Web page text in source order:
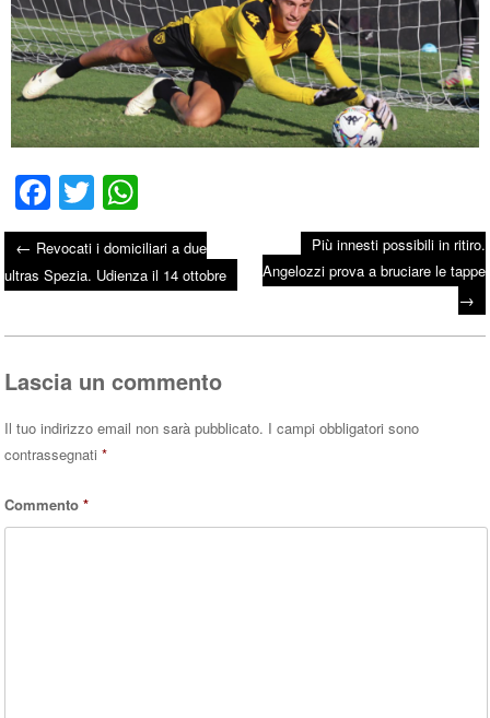
Fa
ce
bo
ok
T
wi
tte
r
ha
ts
A
pp
Post navigation
← Revocati i domiciliari a due
ultras Spezia. Udienza il 14 ottobre
Più innesti possibili in ritiro.
Angelozzi prova a bruciare le tappe
→
Lascia un commento
Il tuo indirizzo email non sarà pubblicato. I campi obbligatori sono
contrassegnati*
Commento*